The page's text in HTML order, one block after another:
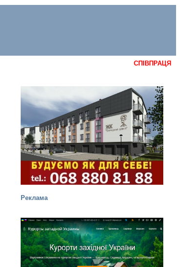
СПІВПРАЦЯ
Реклама